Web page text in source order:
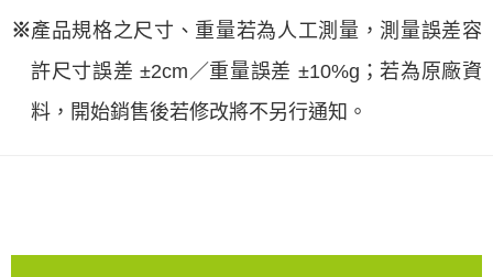
※產品規格之尺寸、重量若為人工測量，測量誤差容
許尺寸誤差 ±2cm／重量誤差 ±10%g；若為原廠資
料，開始銷售後若修改將不另行通知。